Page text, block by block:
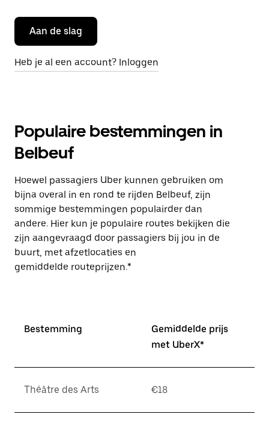
Aan de slag
Heb je al een account? Inloggen
Populaire bestemmingen in
Belbeuf
Hoewel passagiers Uber kunnen gebruiken om
bijna overal in en rond te rijden Belbeuf, zijn
sommige bestemmingen populairder dan
andere. Hier kun je populaire routes bekijken die
zijn aangevraagd door passagiers bij jou in de
buurt, met afzetlocaties en
gemiddelde routeprijzen.*
Bestemming
Gemiddelde prijs
met UberX*
Théâtre des Arts €18